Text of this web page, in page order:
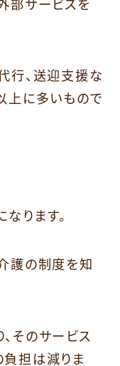
行、送迎支援な
上に多いもので
ります。
護の制度を知
そのサービス
担は減りま